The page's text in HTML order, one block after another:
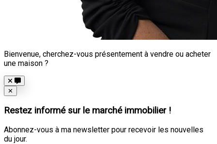
Bienvenue, cherchez-vous présentement à vendre ou acheter
une maison ?
Close
✕
Restez informé sur le marché immobilier !
Abonnez-vous à ma newsletter pour recevoir les nouvelles
du jour.